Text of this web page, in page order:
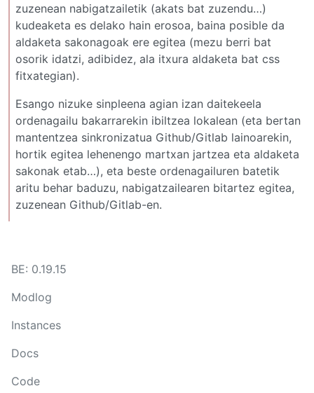
zuzenean nabigatzailetik (akats bat zuzendu…)
kudeaketa es delako hain erosoa, baina posible da
aldaketa sakonagoak ere egitea (mezu berri bat
osorik idatzi, adibidez, ala itxura aldaketa bat css
fitxategian).
Esango nizuke sinpleena agian izan daitekeela
ordenagailu bakarrarekin ibiltzea lokalean (eta bertan
mantentzea sinkronizatua Github/Gitlab lainoarekin,
hortik egitea lehenengo martxan jartzea eta aldaketa
sakonak etab…), eta beste ordenagailuren batetik
aritu behar baduzu, nabigatzailearen bitartez egitea,
zuzenean Github/Gitlab-en.
BE: 0.19.15
Modlog
Instances
Docs
Code